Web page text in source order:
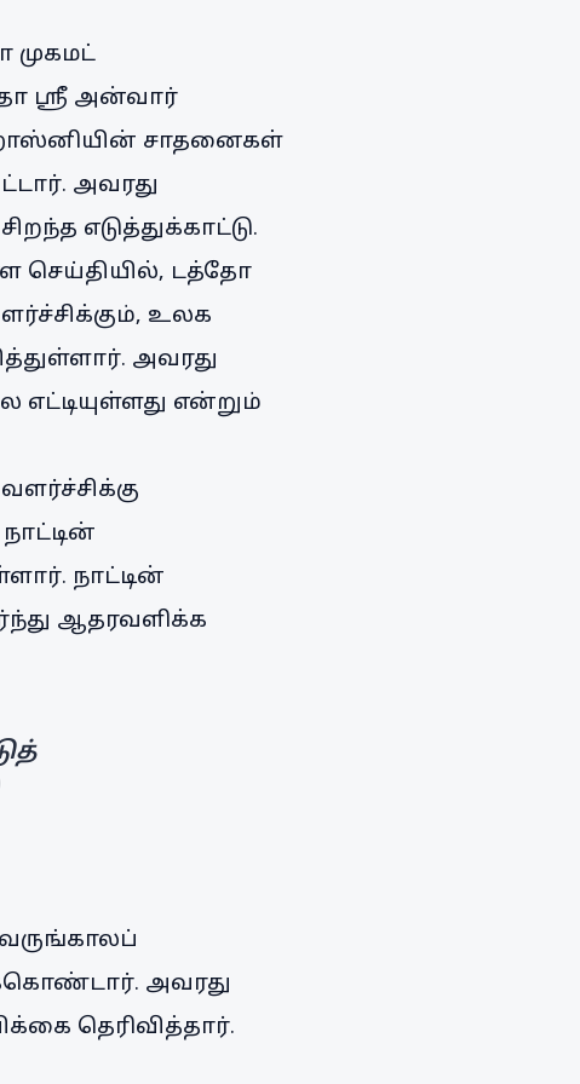
முகமட்
ஸ்ரீ அன்வார்
சாதனைகள்
அவரது
எடுத்துக்காட்டு.
செய்தியில், டத்தோ
உலக
அவரது
என்றும்
நாட்டின்
ஆதரவளிக்க
அவரது
தெரிவித்தார்.